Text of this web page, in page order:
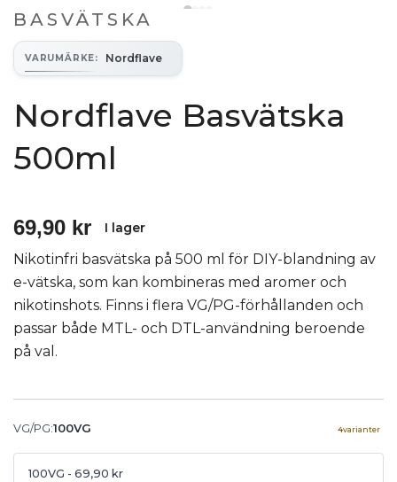
BASVÄTSKA
VARUMÄRKE: Nordflave
Nordflave Basvätska
500ml
69,90 kr I lager
Nikotinfri basvätska på 500 ml för DIY-blandning av
e-vätska, som kan kombineras med aromer och
nikotinshots. Finns i flera VG/PG-förhållanden och
passar både MTL- och DTL-användning beroende
på val.
VG/PG:100VG 4varianter
100VG - 69,90 kr